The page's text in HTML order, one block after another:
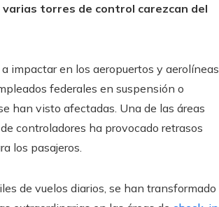
torres de control carezcan del
impactar en los aeropuertos y aerolíneas
federales en suspensión o
han visto afectadas. Una de las áreas
controladores ha provocado retrasos
los pasajeros.
de vuelos diarios, se han transformado